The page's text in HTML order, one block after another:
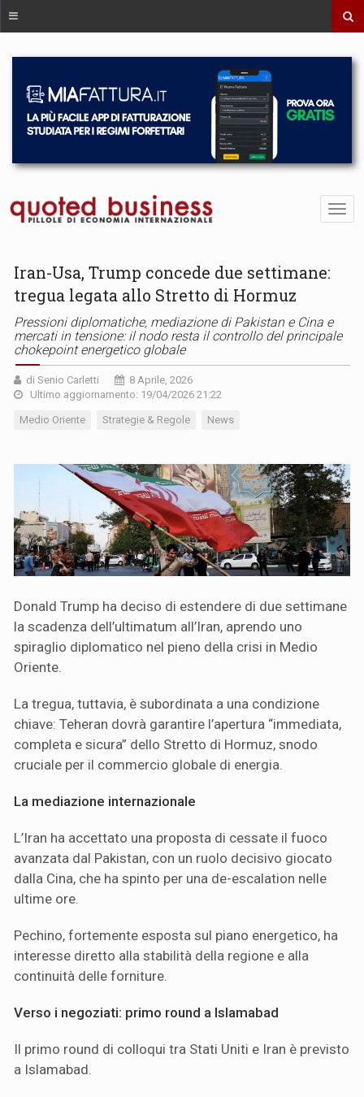
Iran-Usa, Trump concede due settimane:
tregua legata allo Stretto di Hormuz
Pressioni diplomatiche, mediazione di Pakistan e Cina e
mercati in tensione: il nodo resta il controllo del principale
chokepoint energetico globale
di Senio Carletti
8 Aprile, 2026
Ultimo aggiornamento: 19/04/2026 21:22
Medio Oriente Strategie & Regole News
Donald Trump ha deciso di estendere di due settimane
la scadenza dell’ultimatum all’Iran, aprendo uno
spiraglio diplomatico nel pieno della crisi in Medio
Oriente.
La tregua, tuttavia, è subordinata a una condizione
chiave: Teheran dovrà garantire l’apertura “immediata,
completa e sicura” dello Stretto di Hormuz, snodo
cruciale per il commercio globale di energia.
La mediazione internazionale
L’Iran ha accettato una proposta di cessate il fuoco
avanzata dal Pakistan, con un ruolo decisivo giocato
dalla Cina, che ha spinto per una de-escalation nelle
ultime ore.
Pechino, fortemente esposta sul piano energetico, ha
interesse diretto alla stabilità della regione e alla
continuità delle forniture.
Verso i negoziati: primo round a Islamabad
Il primo round di colloqui tra Stati Uniti e Iran è previsto
a Islamabad.